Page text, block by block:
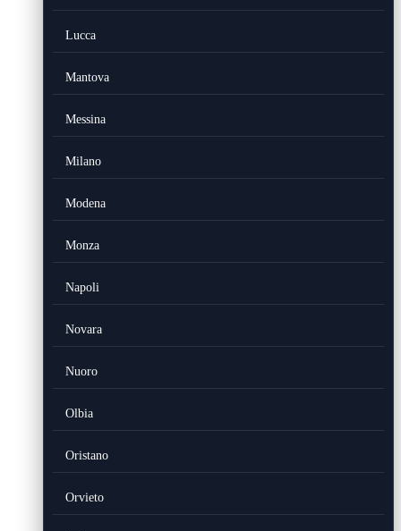
Lucca
Mantova
Messina
Milano
Modena
Monza
Napoli
Novara
Nuoro
Olbia
Oristano
Orvieto